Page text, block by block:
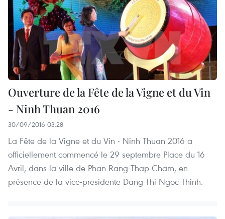
Ouverture de la Fête de la Vigne et du Vin
- Ninh Thuan 2016
30/09/2016 03:28
La Fête de la Vigne et du Vin - Ninh Thuan 2016 a
officiellement commencé le 29 septembre Place du 16
Avril, dans la ville de Phan Rang-Thap Cham, en
présence de la vice-presidente Dang Thi Ngoc Thinh.